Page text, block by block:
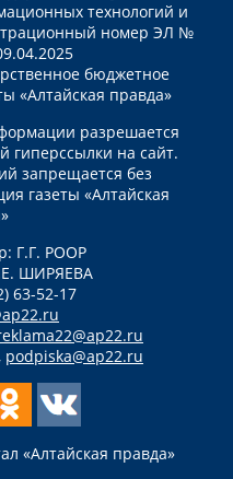
технологий и
номер ЭЛ №
бюджетное
«Алтайская правда»
разрешается
гиперссылки на сайт.
запрещается без
газеты «Алтайская
Г.Г. РООР
ШИРЯЕВА
63-52-17
podpiska@ap22.ru
«Алтайская правда»